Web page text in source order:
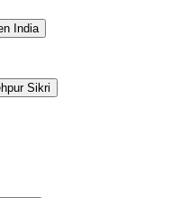
India
Sikri